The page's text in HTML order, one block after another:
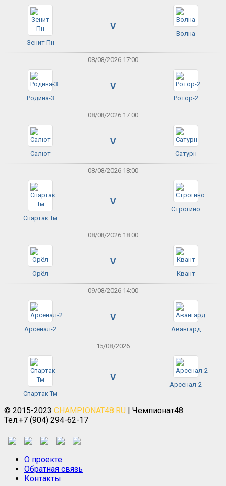
Зенит Пн
V
Волна
08/08/2026 17:00
Родина-3
V
Ротор-2
08/08/2026 17:00
Салют
V
Сатурн
08/08/2026 18:00
Спартак Тм
V
Строгино
08/08/2026 18:00
Орёл
V
Квант
09/08/2026 14:00
Арсенал-2
V
Авангард
15/08/2026
Спартак Тм
V
Арсенал-2
© 2015-2023 CHAMPIONAT48.RU | Чемпионат48
Тел.+7 (904) 294-62-17
О проекте
Обратная связь
Контакты